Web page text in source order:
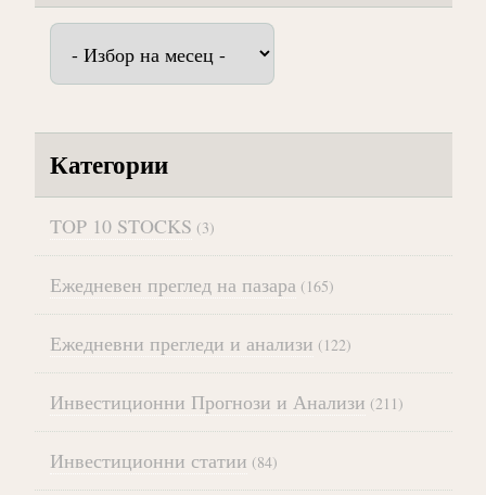
Архив
Категории
TOP 10 STOCKS (3)
Ежедневен преглед на пазара (165)
Ежедневни прегледи и анализи (122)
Инвестиционни Прогнози и Анализи (211)
Инвестиционни статии (84)